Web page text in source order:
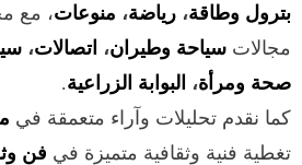
بترول وطاقة، رياضة، منوعات، مع
مجالات سياحة وطيران، اتصالات،
صحة ومرأة، البوابة الزراعية.
كما نقدم تحليلات وآراء متعمقة في
تغطية فنية وثقافية متميزة في فن